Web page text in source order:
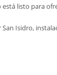
listo para
Isidro,